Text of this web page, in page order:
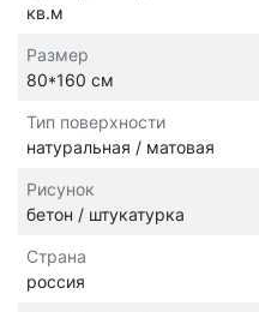
кв.м
Размер
80*160 см
Тип поверхности
натуральная / матовая
Рисунок
бетон / штукатурка
Страна
россия